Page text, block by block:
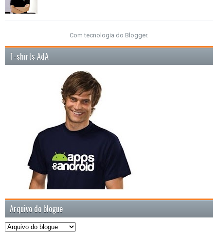
Com tecnologia do Blogger.
T-shirts AdA
Arquivo do blogue